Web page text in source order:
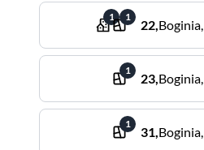
1 1
22,Boginia,
1
23,Boginia,
1
31,Boginia,